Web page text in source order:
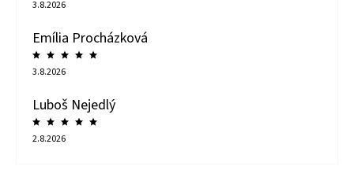
3.8.2026
Emília Procházková
3.8.2026
Luboš Nejedlý
2.8.2026